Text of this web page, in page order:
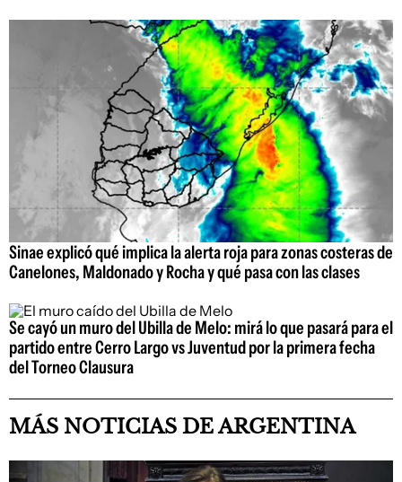
Sinae explicó qué implica la alerta roja para zonas costeras de
Canelones, Maldonado y Rocha y qué pasa con las clases
Se cayó un muro del Ubilla de Melo: mirá lo que pasará para el
partido entre Cerro Largo vs Juventud por la primera fecha
del Torneo Clausura
MÁS NOTICIAS DE ARGENTINA